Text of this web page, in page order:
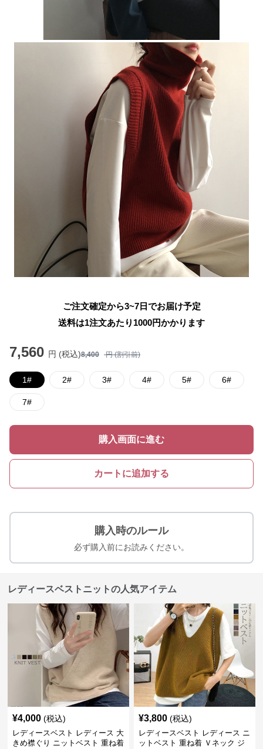
ご注文確定から3~7日でお届け予定
送料は1注文あたり 1000円かかります
7,560 円 (税込)8,400 円 (割引前)
1# 2# 3# 4# 5# 6#
7#
購入画面に進む
カートに追加する
購入時のルール
必ず購入前にお読みください。
レディースベストニットの人気アイテム
¥4,000 (税込)
レディースベスト レディース 大
きめ襟ぐり ニットベスト 重ね着
¥3,800 (税込)
レディースベスト レディース ニ
ットベスト 重ね着 Ｖネック ジ